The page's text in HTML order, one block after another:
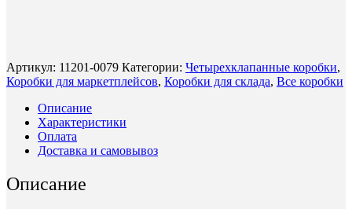
Артикул: 11201-0079 Категории: Четырехклапанные коробки,
Коробки для маркетплейсов, Коробки для склада, Все коробки
Описание
Характеристики
Оплата
Доставка и самовывоз
Описание